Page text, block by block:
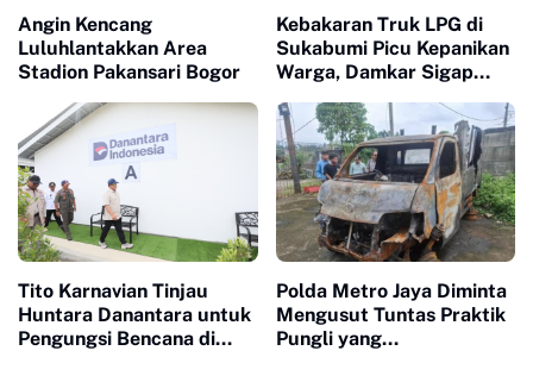
Angin Kencang
Luluhlantakkan Area
Stadion Pakansari Bogor
Kebakaran Truk LPG di
Sukabumi Picu Kepanikan
Warga, Damkar Sigap
Tito Karnavian Tinjau
Huntara Danantara untuk
Pengungsi Bencana di
Polda Metro Jaya Diminta
Mengusut Tuntas Praktik
Pungli yang